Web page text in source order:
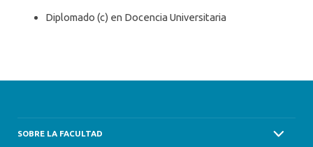
Diplomado (c) en Docencia Universitaria
SOBRE LA FACULTAD